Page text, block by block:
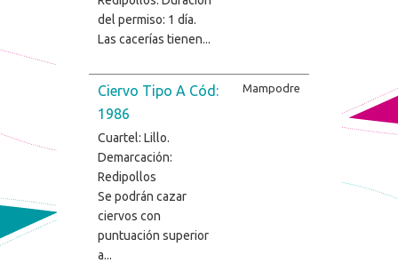
del permiso: 1 día.
Las cacerías tienen...
Ciervo Tipo A Cód:
1986
Cuartel: Lillo.
Demarcación:
Redipollos
Se podrán cazar
ciervos con
puntuación superior
a...
Mampodre